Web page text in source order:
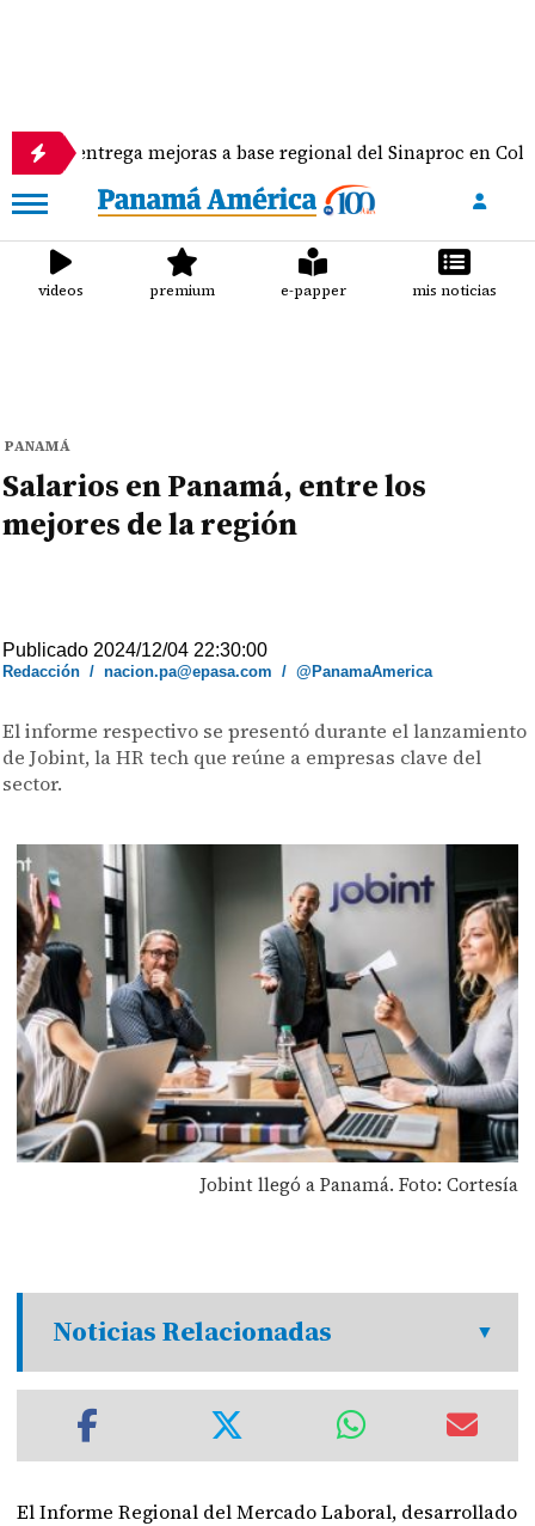
mejoras a base regional del Sinaproc en Colón y
videos premium e-papper mis noticias
PANAMÁ
Salarios en Panamá, entre los
mejores de la región
Publicado 2024/12/04 22:30:00
Redacción /nacion.pa@epasa.com /@PanamaAmerica
El informe respectivo se presentó durante el lanzamiento
de Jobint, la HR tech que reúne a empresas clave del
sector.
Jobint llegó a Panamá. Foto: Cortesía
Noticias Relacionadas
El Informe Regional del Mercado Laboral, desarrollado